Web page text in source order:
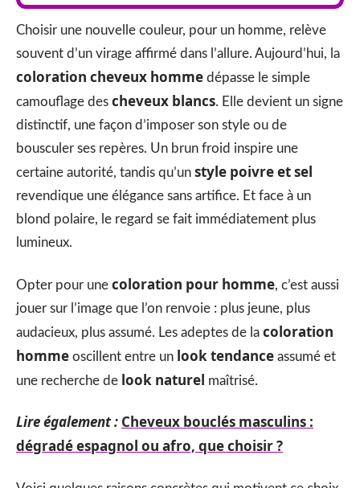
Choisir une nouvelle couleur, pour un homme, relève
souvent d’un virage affirmé dans l’allure. Aujourd’hui, la
coloration cheveux homme dépasse le simple
camouflage des cheveux blancs. Elle devient un signe
distinctif, une façon d’imposer son style ou de
bousculer ses repères. Un brun froid inspire une
certaine autorité, tandis qu’un style poivre et sel
revendique une élégance sans artifice. Et face à un
blond polaire, le regard se fait immédiatement plus
lumineux.
Opter pour une coloration pour homme, c’est aussi
jouer sur l’image que l’on renvoie : plus jeune, plus
audacieux, plus assumé. Les adeptes de la coloration
homme oscillent entre un look tendance assumé et
une recherche de look naturel maîtrisé.
Lire également : Cheveux bouclés masculins :
dégradé espagnol ou afro, que choisir ?